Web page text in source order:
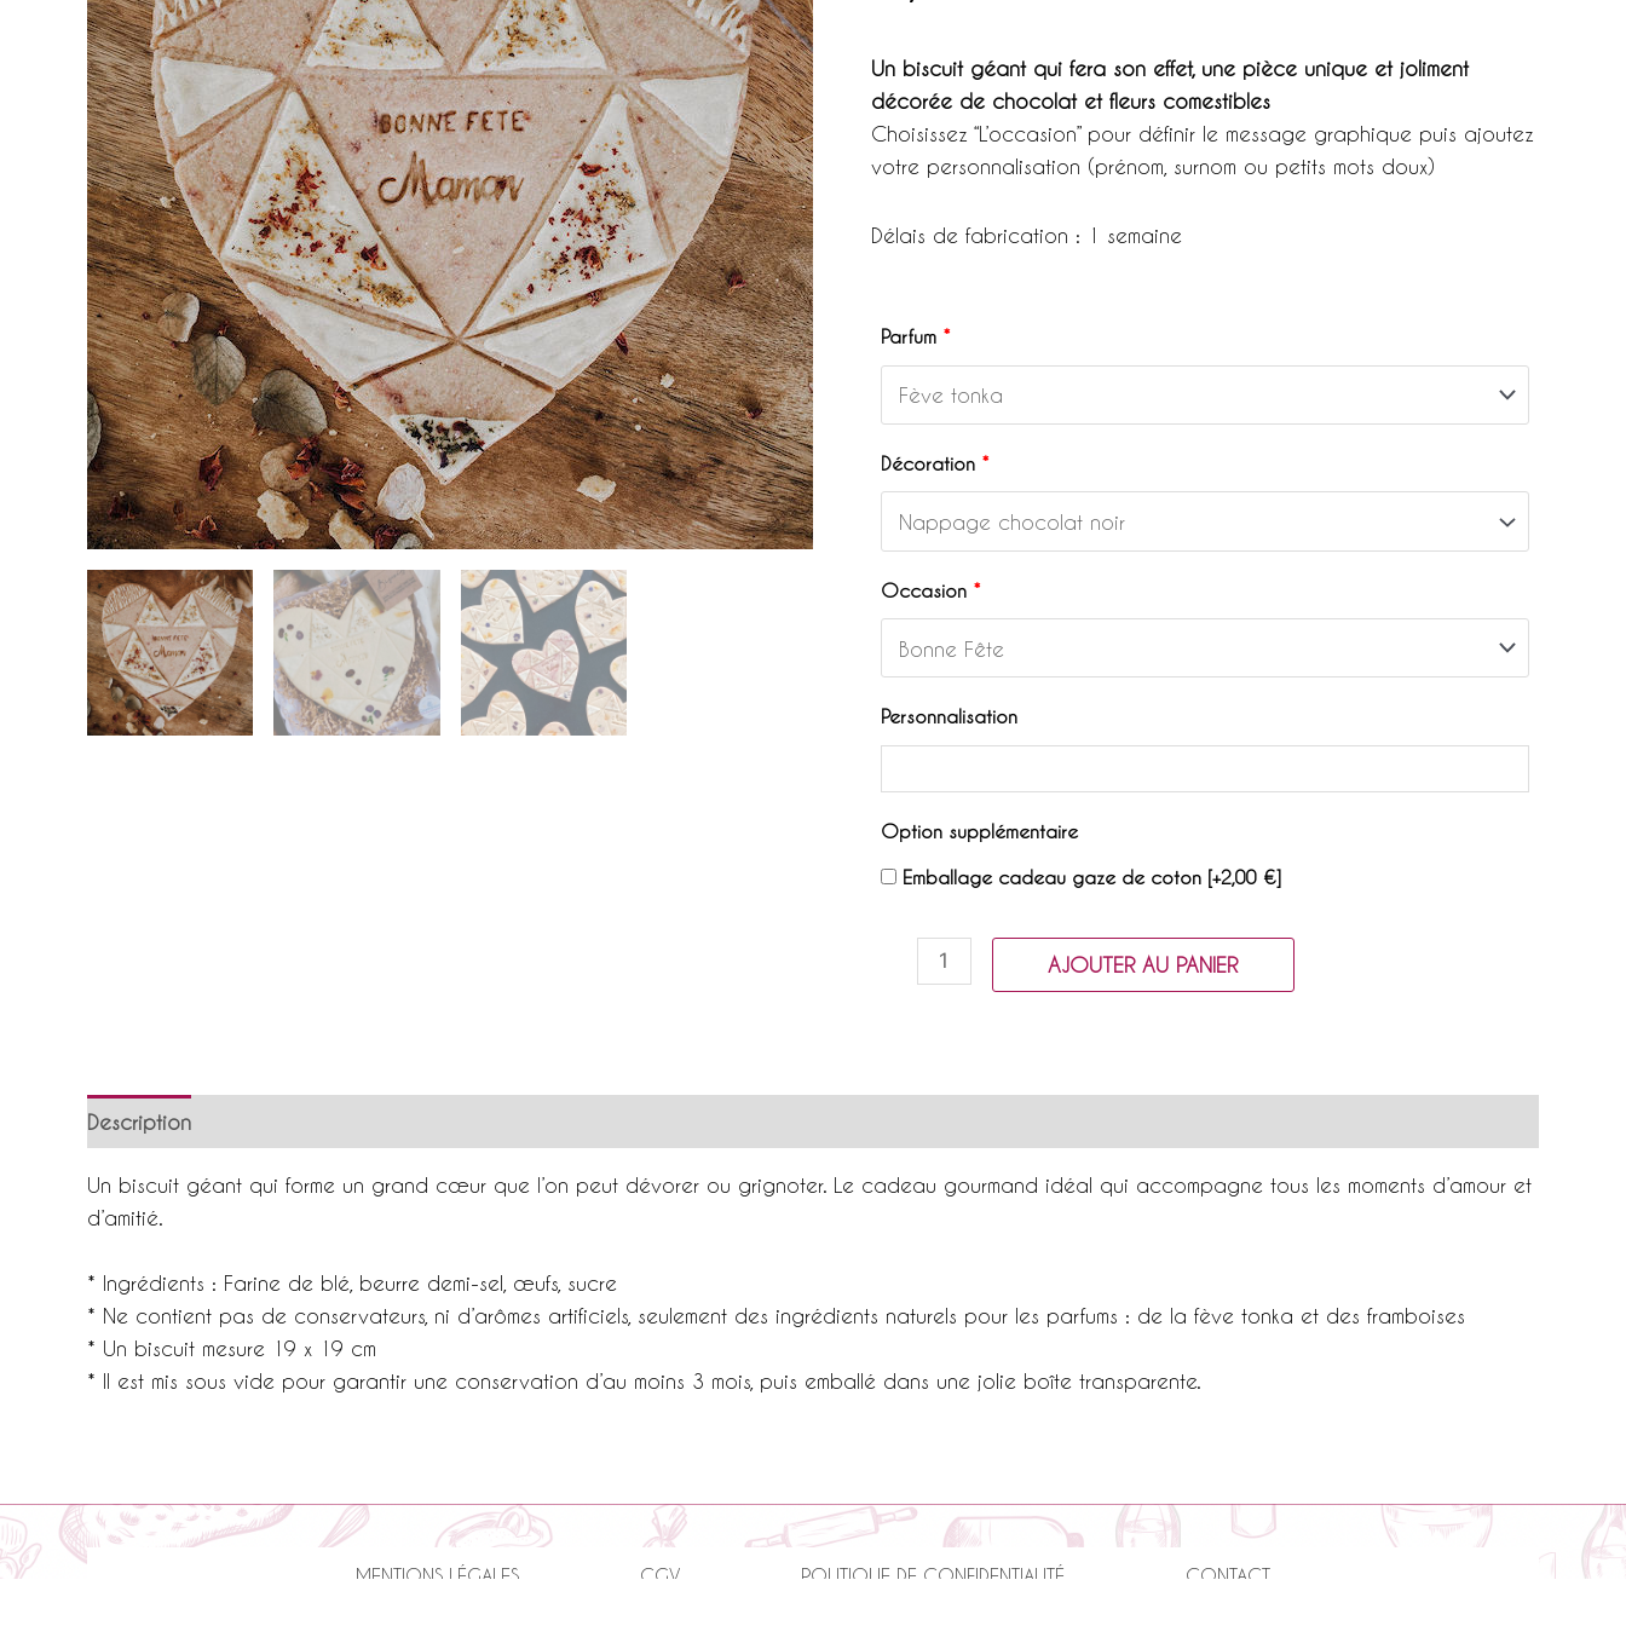
Un biscuit géant qui fera son effet, une pièce unique et joliment
décorée de chocolat et fleurs comestibles
Choisissez “L’occasion” pour définir le message graphique puis ajoutez
votre personnalisation (prénom, surnom ou petits mots doux)
Délais de fabrication : 1 semaine
Parfum *
Décoration *
Occasion *
Personnalisation
Option supplémentaire
Emballage cadeau gaze de coton [+2,00 €]
quantité
beaucoup
d'émotions
AJOUTER AU PANIER
Description
Un biscuit géant qui forme un grand cœur que l’on peut dévorer ou grignoter. Le cadeau gourmand idéal qui accompagne tous les moments d’amour et
d’amitié.
* Ingrédients : Farine de blé, beurre demi-sel, œufs, sucre
* Ne contient pas de conservateurs, ni d’arômes artificiels, seulement des ingrédients naturels pour les parfums : de la fève tonka et des framboises
* Un biscuit mesure 19 x 19 cm
* Il est mis sous vide pour garantir une conservation d’au moins 3 mois, puis emballé dans une jolie boîte transparente.
MENTIONS LÉGALES CGV POLITIQUE DE CONFIDENTIALITÉ CONTACT